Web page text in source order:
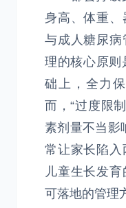
身高、体重、
与成人糖尿病
理的核心原则
础上，全力
而，“过度限
素剂量不当影
常让家长陷入
儿童生长发育
可落地的管理